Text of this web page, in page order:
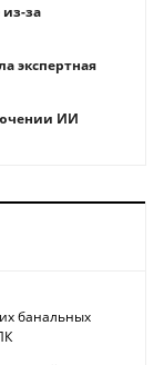
за
экспертная
ИИ
банальных